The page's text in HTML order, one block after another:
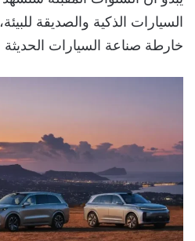
السيارات الذكية والصديقة
خارطة صناعة السيارات الحديثة